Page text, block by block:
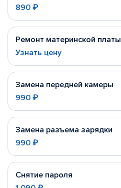
890 ₽
Ремонт материнской платы
Узнать цену
Замена передней камеры
990 ₽
Замена разъема зарядки
990 ₽
Снятие пароля